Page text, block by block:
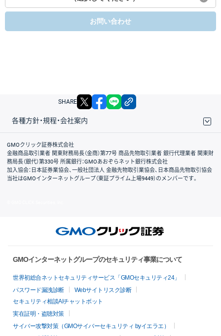
お問い合わせ
SHARE X facebook
各種方針・規程・会社案内
取引規程・約款
サイトマップ
その他のご案内
個人情報保護方針
最良執行方針
サイトのご利用について
ディスクレイマー
信託保全
リスク説明
会社案内
GMOクリック証券株式会社
金融商品取引業者 関東財務局長（金商）第77号 商品先物取引業者 銀行代理業者 関東財
務局長（銀代）第330号 所属銀行：GMOあおぞらネット銀行株式会社
加入協会：日本証券業協会、一般社団法人 金融先物取引業協会、日本商品先物取引協会
当社はGMOインターネットグループ（東証プライム上場9449）のメンバーです。
GMOインターネットグループのセキュリティ事業について
世界初総合ネットセキュリティサービス「GMOセキュリティ24」
パスワード漏洩診断
Webサイトリスク診断
セキュリティ相談AIチャットボット
実在証明・盗聴対策
サイバー攻撃対策（GMOサイバーセキュリティ byイエラエ）